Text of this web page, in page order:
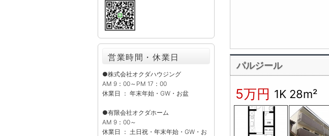
パルジール
5万円 1K 28m²
営業時間・休業日
●株式会社オクダハウジング
AM 9：00～PM 17：00
休業日 ： 年末年始・GW・お盆
●有限会社オクダホーム
AM 9：00～
休業日 ： 土日祝・年末年始・GW・お